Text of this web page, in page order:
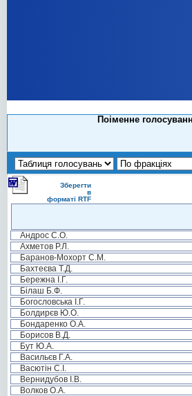
Поіменне
Зберегти
в
форматі RTF
Андрос С.О.
Ахметов Р.Л.
Баранов-Мохорт С.М.
Бахтеєва Т.Д.
Бережна І.Г.
Білаш Б.Ф.
Богословська І.Г.
Болдирєв Ю.О.
Бондаренко О.А.
Борисов В.Д.
Бут Ю.А.
Васильєв Г.А.
Васютін С.І.
Вернидубов І.В.
Волков О.А.